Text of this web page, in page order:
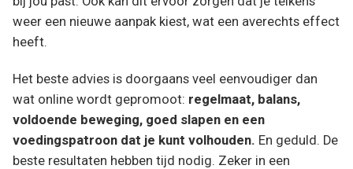
weer een nieuwe aanpak kiest, wat een averechts effect
heeft.
Het beste advies is doorgaans veel eenvoudiger dan
wat online wordt gepromoot: regelmaat, balans,
voldoende beweging, goed slapen en een
voedingspatroon dat je kunt volhouden. En geduld. De
beste resultaten hebben tijd nodig. Zeker in een